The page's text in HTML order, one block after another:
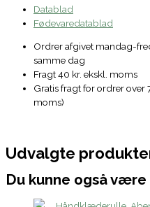
Datablad
Fødevaredatablad
Ordrer afgivet mandag-
samme dag
Fragt 40 kr. ekskl. moms
Gratis fragt for ordrer over
moms)
Udvalgte
Du kunne også